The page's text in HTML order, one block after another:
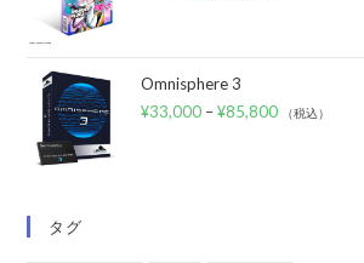
Omnisphere 3
¥33,000 –¥85,800 （税込）
タグ